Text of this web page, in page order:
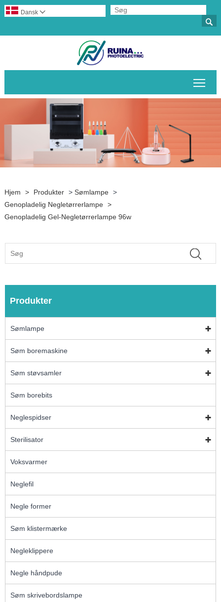

Dansk 
Hjem > Produkter > Sømlampe >
Genopladelig Negletørrerlampe >
Genopladelig Gel-Negletørrerlampe 96w
Produkter
Sømlampe
Søm boremaskine
Søm støvsamler
Søm borebits
Neglespidser
Sterilisator
Voksvarmer
Neglefil
Negle former
Søm klistermærke
Negleklippere
Negle håndpude
Søm skrivebordslampe